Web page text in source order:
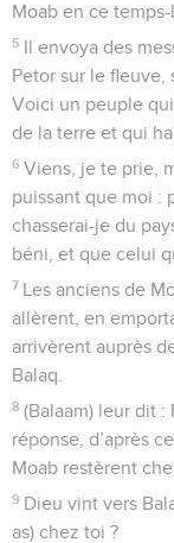
Moab en ce temps-
5 Il envoya des
Petor sur le fleuve,
Voici un peuple
de la terre et qui
6 Viens, je te prie,
puissant que moi :
chasserai-je du
béni, et que celui
7 Les anciens de
allèrent, en
arrivèrent auprès
Balaq.
8 (Balaam) leur dit
réponse, d’après
Moab restèrent
9 Dieu vint vers
as) chez toi ?